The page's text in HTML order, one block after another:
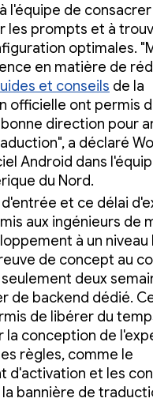
l'équipe de
les prompts et à
optimales.
en matière de
et conseils de la
officielle ont permis
direction pour
a déclaré
Android dans
du Nord.
et ce délai
aux ingénieurs de
à un niveau
de concept au
deux
de backend dédié.
de libérer du
la conception de
règles, comme le
d'activation et les
bannière de